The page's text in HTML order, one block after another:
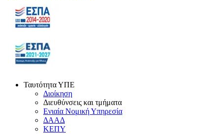
Ταυτότητα ΥΠΕ
Διοίκηση
Διευθύνσεις και τμήματα
Ενιαία Νομική Υπηρεσία
ΔΑΑΔ
ΚΕΠΥ